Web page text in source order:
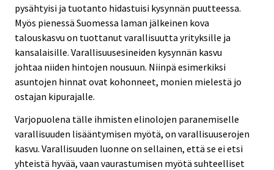
pysähtyisi ja tuotanto hidastuisi kysynnän puutteessa.
Myös pienessä Suomessa laman jälkeinen kova
talouskasvu on tuottanut varallisuutta yrityksille ja
kansalaisille. Varallisuusesineiden kysynnän kasvu
johtaa niiden hintojen nousuun. Niinpä esimerkiksi
asuntojen hinnat ovat kohonneet, monien mielestä jo
ostajan kipurajalle.
Varjopuolena tälle ihmisten elinolojen paranemiselle
varallisuuden lisääntymisen myötä, on varallisuuserojen
kasvu. Varallisuuden luonne on sellainen, että se ei etsi
yhteistä hyvää, vaan vaurastumisen myötä suhteelliset